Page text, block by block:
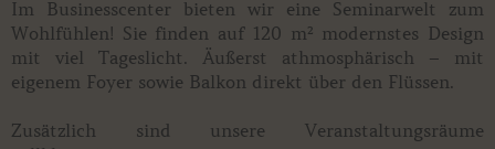
Im Businesscenter bieten wir eine Seminarwelt zum
Wohlfühlen! Sie finden auf 120 m² modernstes Design
mit viel Tageslicht. Äußerst athmosphärisch – mit
eigenem Foyer sowie Balkon direkt über den Flüssen.
Zusätzlich sind unsere Veranstaltungsräume